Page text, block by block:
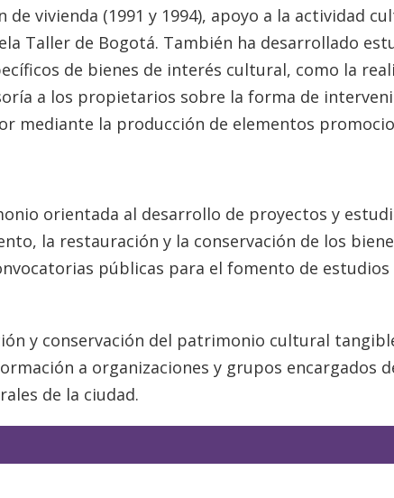
vivienda (1991 y 1994), apoyo a la actividad
Taller de Bogotá. También ha desarrollado
de bienes de interés cultural, como la
a los propietarios sobre la forma de
mediante la producción de elementos
orientada al desarrollo de proyectos y
la restauración y la conservación de los
públicas para el fomento de estudios
y conservación del patrimonio cultural
a organizaciones y grupos encargados
de la ciudad.